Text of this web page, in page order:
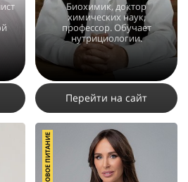
Биохимик, доктор
химических наук,
профессор. Обучает
нутрициологии.
Перейти на сайт
ЗДОРОВОЕ ПИТАНИЕ